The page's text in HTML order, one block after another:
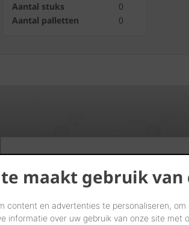
maakt gebruik van
content en advertenties te personaliseren,
informatie over uw gebruik van onze site
Aantal stuks
0
Aantal palletten
0
Vind verdelers
START UW